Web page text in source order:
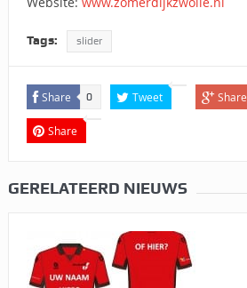
Tags: slider
Share 0 Tweet Share
Share
GERELATEERD NIEUWS